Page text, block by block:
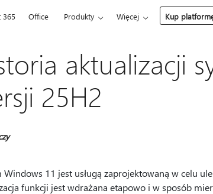
365 Office Produkty Więcej Kup
aktualizacji
25H2
Windows 11 jest usługą zaprojektowaną w celu
funkcji jest wdrażana etapowo i w sposób